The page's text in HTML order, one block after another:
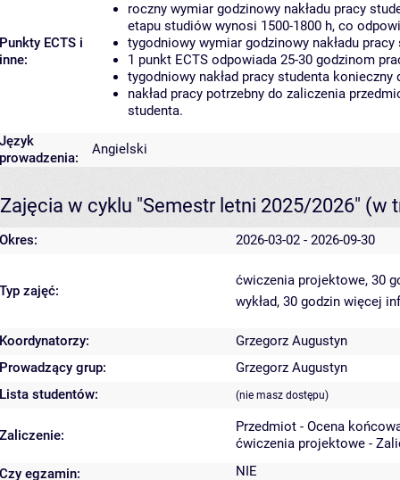
Punkty ECTS i
inne:
roczny wymiar godzinowy nakładu pracy
etapu studiów wynosi 1500-1800 h, co
tygodniowy wymiar godzinowy nakładu
1 punkt ECTS odpowiada 25-30 godzinom
tygodniowy nakład pracy studenta
nakład pracy potrzebny do zaliczenia
studenta.
Język
prowadzenia:
Angielski
Zajęcia w cyklu "Semestr letni 2025/2026" (w
Okres: 2026-03-02 - 2026-09-30
Typ zajęć:
ćwiczenia projektowe, 30
wykład, 30 godzin więcej
Koordynatorzy:
Grzegorz Augustyn
Prowadzący grup:
Grzegorz Augustyn
Lista studentów:
(nie masz dostępu)
Zaliczenie:
Przedmiot - Ocena
ćwiczenia projektowe -
Czy egzamin:
NIE